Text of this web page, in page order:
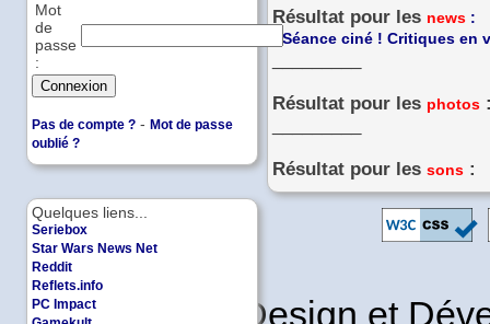
Quelques liens...
Seriebox
Star Wars News Net
Reddit
Reflets.info
PC Impact
Mot
de
passe
:
Pas de compte ? - Mot de passe
oublié ?
Résultat pour les news :
Séance ciné ! Critiques en
Résultat pour les photos
Résultat pour les sons :
Copyleft | Design et